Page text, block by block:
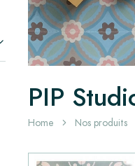
PIP
Home Nos produits